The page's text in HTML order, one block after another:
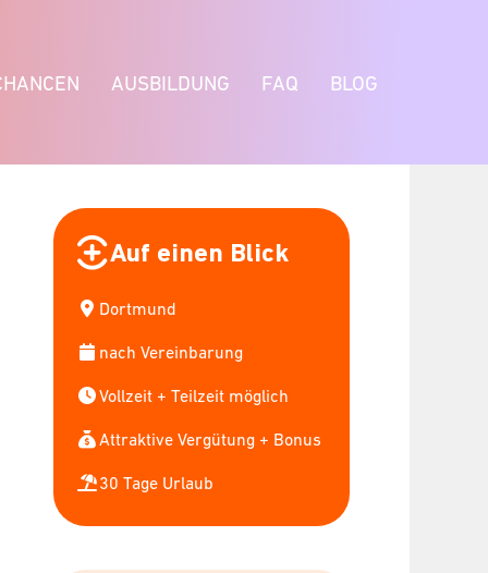
AUSBILDUNG FAQ BLOG
Auf einen Blick
Dortmund
nach Vereinbarung
Vollzeit + Teilzeit möglich
Attraktive Vergütung + Bonus
30 Tage Urlaub